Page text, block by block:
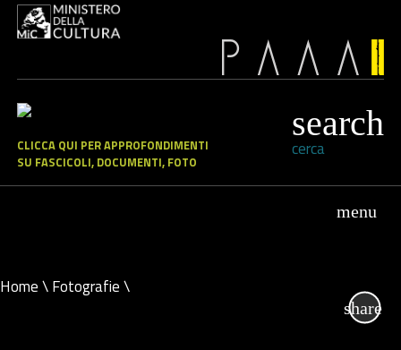
CLICCA QUI PER APPROFONDIMENTI
SU FASCICOLI, DOCUMENTI, FOTO
cerca
Home\Fotografie\